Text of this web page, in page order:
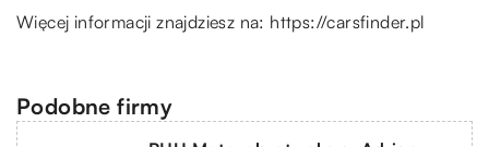
Więcej informacji znajdziesz na: https://carsfinder.pl
Podobne firmy